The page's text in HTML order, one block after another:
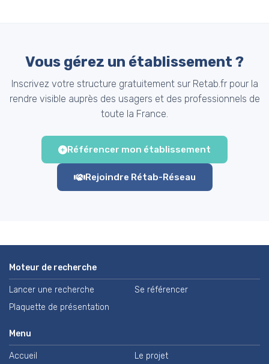
Vous gérez un établissement ?
Inscrivez votre structure gratuitement sur Retab.fr pour la
rendre visible auprès des usagers et des professionnels de
toute la France.
Référencer mon établissement
Rejoindre Rétab-Réseau
Moteur de recherche
Lancer une recherche
Se référencer
Plaquette de présentation
Menu
Accueil Le projet